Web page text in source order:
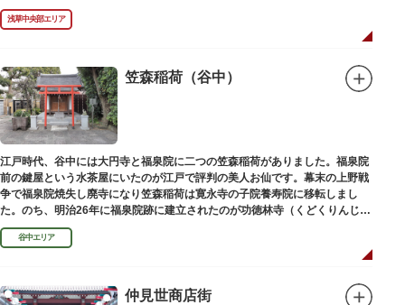
の源流です。お墓は徳本寺（とくほんじ）境内にあります。
浅草中央部エリア
笠森稲荷（谷中）
江戸時代、谷中には大円寺と福泉院に二つの笠森稲荷がありました。福泉院
前の鍵屋という水茶屋にいたのが江戸で評判の美人お仙です。幕末の上野戦
争で福泉院焼失し廃寺になり笠森稲荷は寛永寺の子院養寿院に移転しまし
た。のち、明治26年に福泉院跡に建立されたのが功徳林寺（くどくりんじ）
で、明治末期には稲荷社が祀られました。
谷中エリア
仲見世商店街